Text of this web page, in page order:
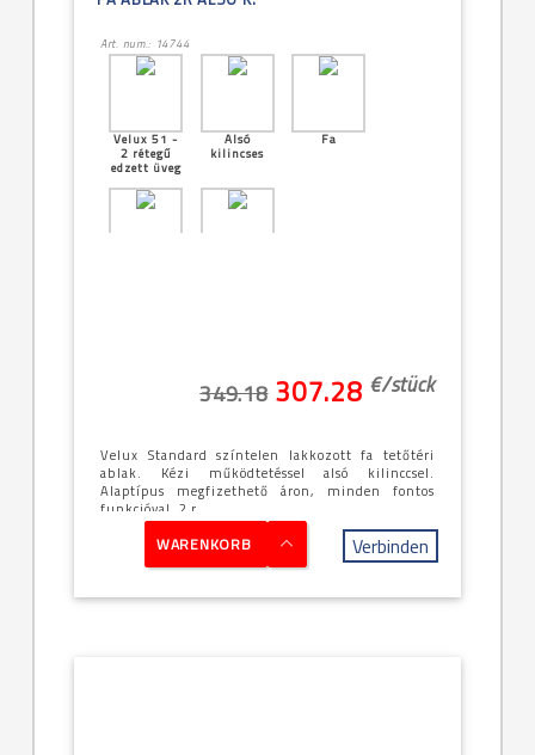
Art. num.: 14744
Velux 51 -
2 rétegű
edzett üveg
Alsó
kilincses
Fa
349.18 307.28 €/stück
Velux Standard színtelen lakkozott fa tetőtéri
ablak. Kézi működtetéssel alsó kilinccsel.
Alaptípus megfizethető áron, minden fontos
funkcióval, 2 r...
WARENKORB Verbinden